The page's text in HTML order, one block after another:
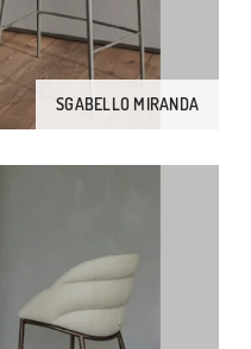
SGABELLO MIRANDA